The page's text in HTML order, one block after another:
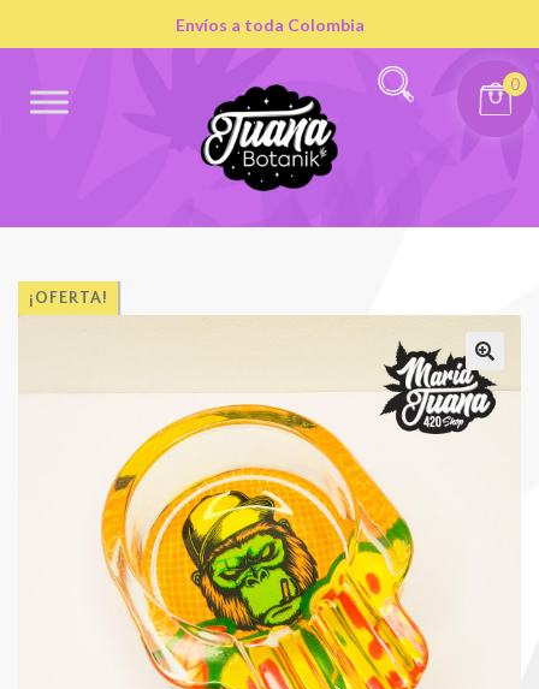
Envíos a toda Colombia
0
¡OFERTA!